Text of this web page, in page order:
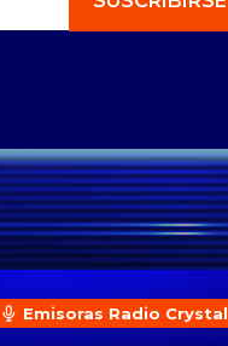
Emisoras Radio Crystal